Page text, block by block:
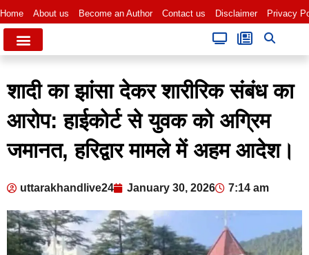
Home About us Become an Author Contact us Disclaimer Privacy
शादी का झांसा देकर शारीरिक संबंध का
आरोप: हाईकोर्ट से युवक को अग्रिम
जमानत, हरिद्वार मामले में अहम आदेश।
uttarakhandlive24 January 30, 2026 7:14 am